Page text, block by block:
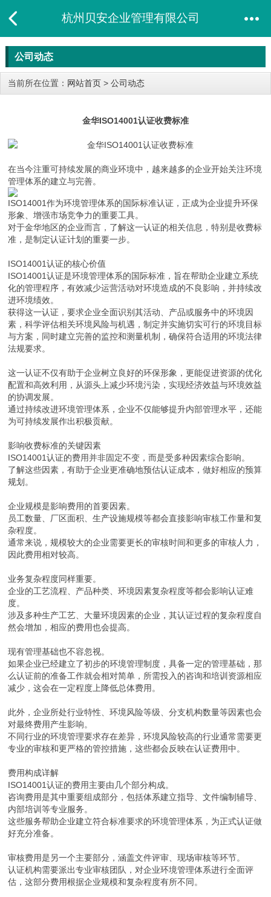
杭州贝安企业管理有限公司
公司动态
当前所在位置： 网站首页 > 公司动态
金华ISO14001认证收费标准
在当今注重可持续发展的商业环境中，越来越多的企业开始关注环境
管理体系的建立与完善。
ISO14001作为环境管理体系的国际标准认证，正成为企业提升环保
形象、增强市场竞争力的重要工具。
对于金华地区的企业而言，了解这一认证的相关信息，特别是收费标
准，是制定认证计划的重要一步。
ISO14001认证的核心价值
ISO14001认证是环境管理体系的国际标准，旨在帮助企业建立系统
化的管理程序，有效减少运营活动对环境造成的不良影响，并持续改
进环境绩效。
获得这一认证，要求企业全面识别其活动、产品或服务中的环境因
素，科学评估相关环境风险与机遇，制定并实施切实可行的环境目标
与方案，同时建立完善的监控和测量机制，确保符合适用的环境法律
法规要求。
这一认证不仅有助于企业树立良好的环保形象，更能促进资源的优化
配置和高效利用，从源头上减少环境污染，实现经济效益与环境效益
的协调发展。
通过持续改进环境管理体系，企业不仅能够提升内部管理水平，还能
为可持续发展作出积极贡献。
影响收费标准的关键因素
ISO14001认证的费用并非固定不变，而是受多种因素综合影响。
了解这些因素，有助于企业更准确地预估认证成本，做好相应的预算
规划。
企业规模是影响费用的首要因素。
员工数量、厂区面积、生产设施规模等都会直接影响审核工作量和复
杂程度。
通常来说，规模较大的企业需要更长的审核时间和更多的审核人力，
因此费用相对较高。
业务复杂程度同样重要。
企业的工艺流程、产品种类、环境因素复杂程度等都会影响认证难
度。
涉及多种生产工艺、大量环境因素的企业，其认证过程的复杂程度自
然会增加，相应的费用也会提高。
现有管理基础也不容忽视。
如果企业已经建立了初步的环境管理制度，具备一定的管理基础，那
么认证前的准备工作就会相对简单，所需投入的咨询和培训资源相应
减少，这会在一定程度上降低总体费用。
此外，企业所处行业特性、环境风险等级、分支机构数量等因素也会
对最终费用产生影响。
不同行业的环境管理要求存在差异，环境风险较高的行业通常需要更
专业的审核和更严格的管控措施，这些都会反映在认证费用中。
费用构成详解
ISO14001认证的费用主要由几个部分构成。
咨询费用是其中重要组成部分，包括体系建立指导、文件编制辅导、
内部培训等专业服务。
这些服务帮助企业建立符合标准要求的环境管理体系，为正式认证做
好充分准备。
审核费用是另一个主要部分，涵盖文件评审、现场审核等环节。
认证机构需要派出专业审核团队，对企业环境管理体系进行全面评
估，这部分费用根据企业规模和复杂程度有所不同。